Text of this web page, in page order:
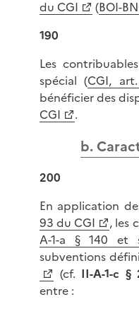
du CGI
(BOI-
190
Les
spécial (CGI,
bénéficier des
CGI
.
b.
200
En application
93 du CGI
, les
A-1-a § 140 et
subventions
(cf. II-A-1-c
entre :